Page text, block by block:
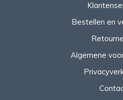
Bestellen en
Algemene